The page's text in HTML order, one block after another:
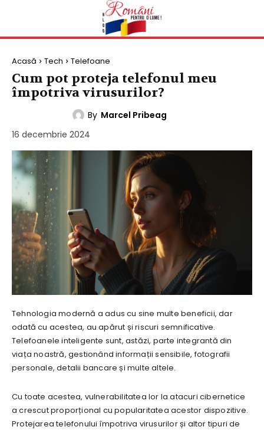
Acasă Tech Telefoane
Cum pot proteja telefonul meu
împotriva virusurilor?
By Marcel Pribeag
16 decembrie 2024
Tehnologia modernă a adus cu sine multe beneficii, dar
odată cu acestea, au apărut și riscuri semnificative.
Telefoanele inteligente sunt, astăzi, parte integrantă din
viața noastră, gestionând informații sensibile, fotografii
personale, detalii bancare și multe altele.
Cu toate acestea, vulnerabilitatea lor la atacuri cibernetice
a crescut proporțional cu popularitatea acestor dispozitive.
Protejarea telefonului împotriva virusurilor și altor tipuri de